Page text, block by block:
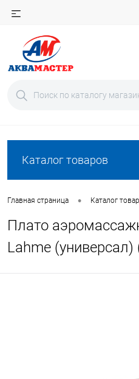
Каталог товаров
Главная страница • Каталог
Плато
Lahme (универсал)